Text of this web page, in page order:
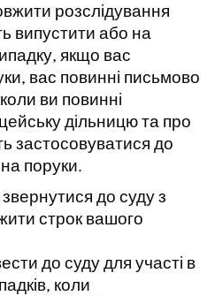
розслідування
випустити або на
якщо вас
вас повинні письмово
ви повинні
дільницю та про
застосовуватися до
поруки.
до суду з
строк вашого
до суду для участі в
коли